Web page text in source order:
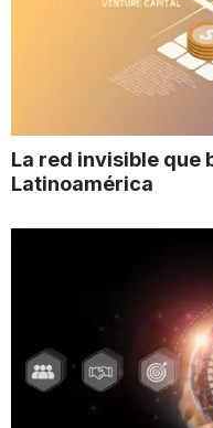
La red invisible que
Latinoamérica